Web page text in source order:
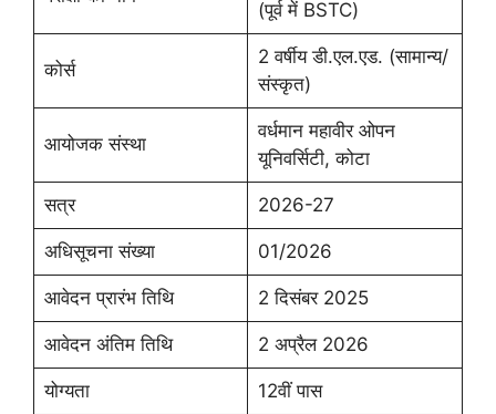
(पूर्व में BSTC)
कोर्स
2 वर्षीय डी.एल.एड. (सामान्य/
संस्कृत)
आयोजक संस्था
वर्धमान महावीर ओपन
यूनिवर्सिटी, कोटा
सत्र 2026-27
अधिसूचना संख्या 01/2026
आवेदन प्रारंभ तिथि 2 दिसंबर 2025
आवेदन अंतिम तिथि 2 अप्रैल 2026
योग्यता 12वीं पास